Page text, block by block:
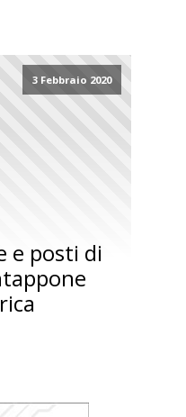
3 Febbraio 2020
e posti di